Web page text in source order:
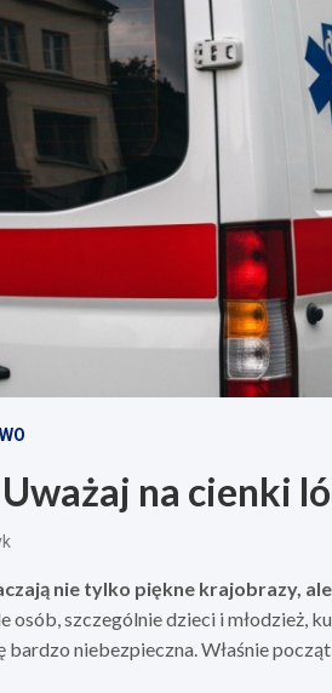
na cienki
nie tylko piękne krajobrazy,
osób, szczególnie dzieci i młodzież,
bardzo niebezpieczna. Właśnie